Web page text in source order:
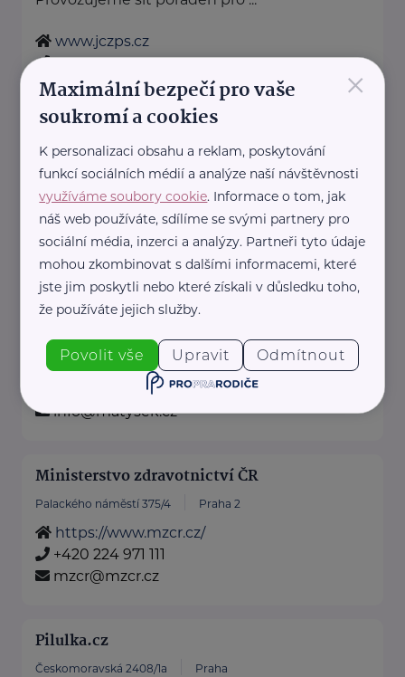
www.jczps.cz
+420 721 001 422
reditelka@jczps.cz
Marcela Sekerková - Polštáře
Matýsek
Hornická 661 Líně
Matýsek - pohodlí, které spojuje
generace
pohodlí nezná věkové hranice.
https://matysek.cz/
+420 723 335 204
info@matysek.cz
Ministerstvo zdravotnictví ČR
Palackého náměstí 375/4 Praha 2
https://www.mzcr.cz/
+420 224 971 111
mzcr@mzcr.cz
Pilulka.cz
Českomoravská 2408/1a Praha
×
Maximální bezpečí pro vaše
soukromí a cookies
K personalizaci obsahu a reklam, poskytování
funkcí sociálních médií a analýze naší návštěvnosti
využíváme soubory cookie. Informace o tom, jak
náš web používáte, sdílíme se svými partnery pro
sociální média, inzerci a analýzy. Partneři tyto údaje
mohou zkombinovat s dalšími informacemi, které
jste jim poskytli nebo které získali v důsledku toho,
že používáte jejich služby.
Povolit vše Upravit Odmítnout